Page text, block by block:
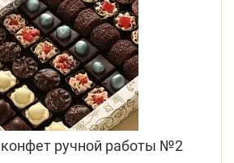
ручной работы №2